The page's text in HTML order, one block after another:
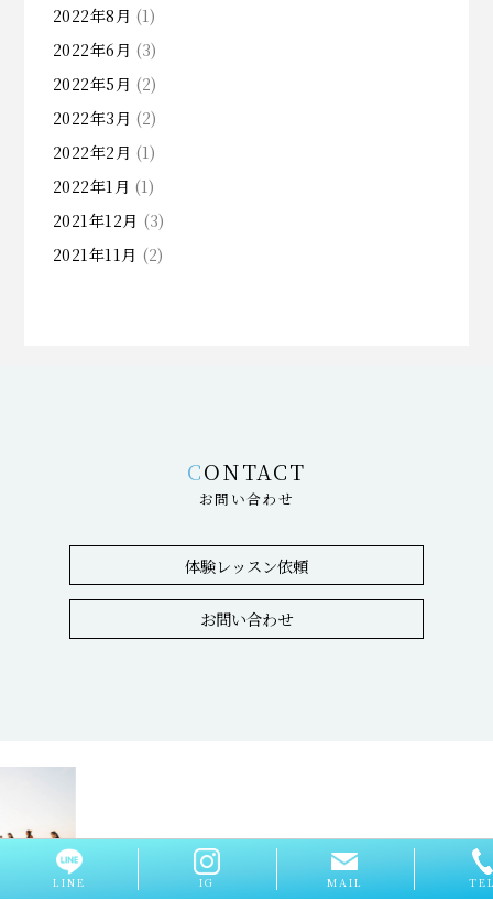
2022年8月 (1)
2022年6月 (3)
2022年5月 (2)
2022年3月 (2)
2022年2月 (1)
2022年1月 (1)
2021年12月 (3)
2021年11月 (2)
CONTACT
お問い合わせ
体験レッスン依頼
お問い合わせ
Copyright Hulamahalo
LINE IG MAIL